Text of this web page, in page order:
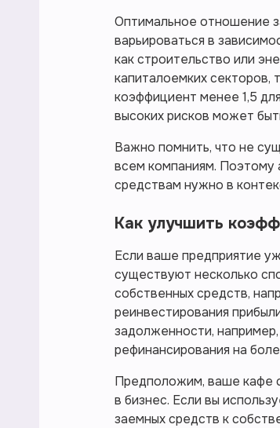
Оптимальное отношение
варьироваться в
как строительство или
капиталоемких секторов,
коэффициент менее 1,5
высоких рисков может
Важно помнить, что не
всем компаниям. Поэтому
средствам нужно в
Как улучшить
Если ваше предприятие
существуют несколько
собственных средств,
реинвестирования
задолженности,
рефинансирования на
Предположим, ваше кафе
в бизнес. Если вы
заемных средств к